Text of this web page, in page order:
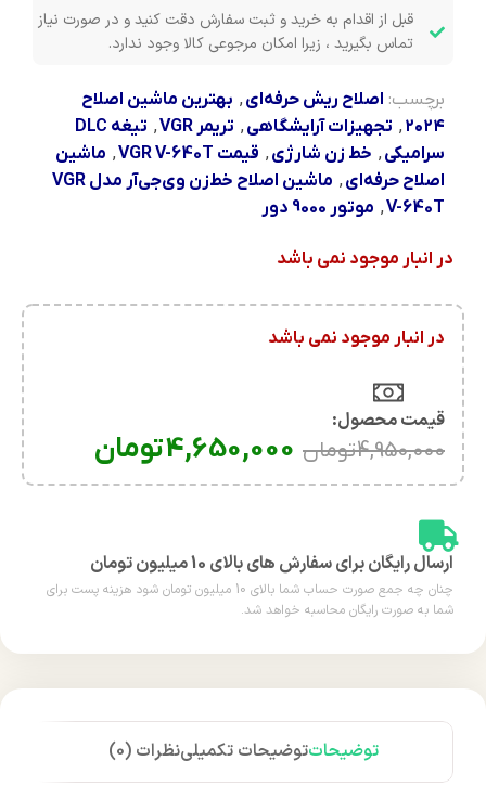
قبل از اقدام به خرید و ثبت سفارش دقت کنید و در صورت نیاز
تماس بگیرید ، زیرا امکان مرجوعی کالا وجود ندارد.
برچسب: اصلاح ریش حرفه‌ای, بهترین ماشین اصلاح
۲۰۲۴, تجهیزات آرایشگاهی, تریمر VGR ,
تیغه DLC
سرامیکی, خط زن شارژی, قیمت VGR V-640T , ماشین
اصلاح حرفه‌ای,
ماشین اصلاح خط‌زن وی‌جی‌آر مدل VGR
V-640T
, موتور 9000 دور
در انبار موجود نمی باشد
در انبار موجود نمی باشد
قیمت محصول:​
4,950,000تومان 4,650,000تومان
ارسال رایگان برای سفارش های بالای 10 میلیون تومان
چنان چه جمع صورت حساب شما بالای 10 میلیون تومان شود هزینه پست برای
شما به صورت رایگان محاسبه خواهد شد.
توضیحاتتوضیحات تکمیلینظرات (0)